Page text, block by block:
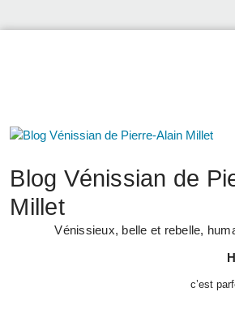
Blog Vénissian de
Millet
Vénissieux, belle et rebelle,
c’est